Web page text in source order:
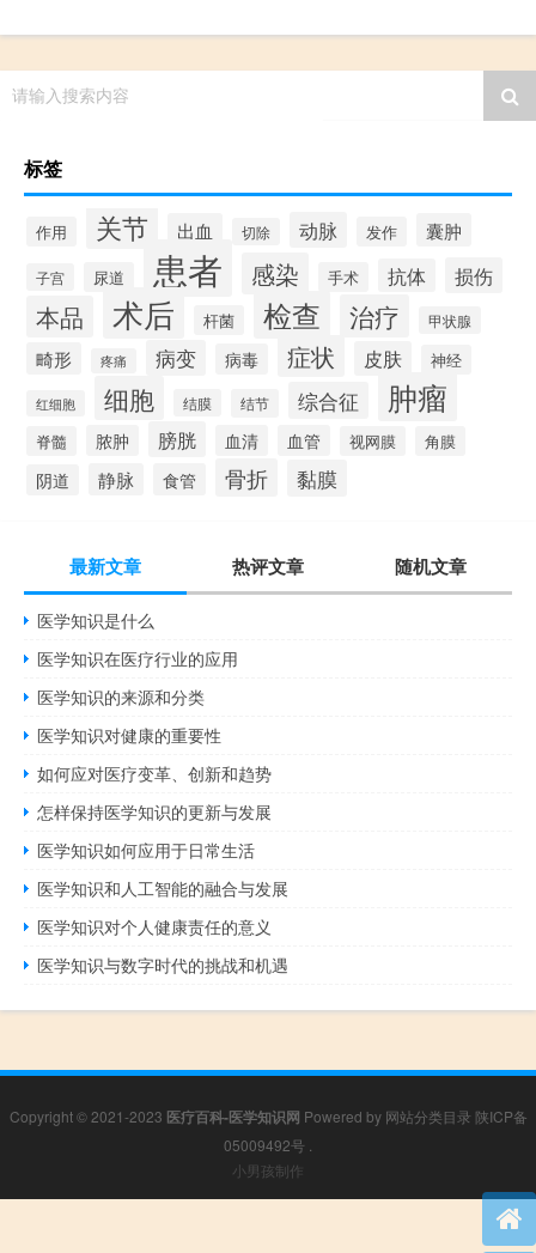
请输入搜索内容
标签
作用 关节 出血 切除 动脉 发作 囊肿
子宫 尿道 患者 感染 手术 抗体 损伤
本品 术后 杆菌 检查 治疗 甲状腺
畸形 疼痛 病变 病毒 症状 皮肤 神经
红细胞 细胞 结膜 结节 综合征 肿瘤
脊髓 脓肿 膀胱 血清 血管 视网膜 角膜
阴道 静脉 食管 骨折 黏膜
最新文章 热评文章 随机文章
医学知识是什么
医学知识在医疗行业的应用
医学知识的来源和分类
医学知识对健康的重要性
如何应对医疗变革、创新和趋势
怎样保持医学知识的更新与发展
医学知识如何应用于日常生活
医学知识和人工智能的融合与发展
医学知识对个人健康责任的意义
医学知识与数字时代的挑战和机遇
Copyright © 2021-2023 医疗百科-医学知识网 Powered by 网站分类目录 陕ICP备
05009492号
小男孩制作